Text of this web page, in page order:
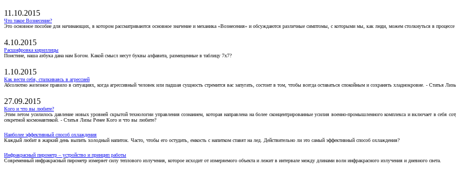
11.10.2015
Что такое Вознесение?
Это основное пособие для начинающих, в котором рассматриваются основное значение и механика «Вознесения» и обсуждаются различные симптомы, с которыми мы, как люди, можем столкнуться в
4.10.2015
Расшифровка кириллицы
Поистине, наша азбука дана нам Богом. Какой смысл несут буквы алфавита, размещенные в таблицу 7х7?
1.10.2015
Как вести себя, сталкиваясь в агрессией
Абсолютно железное правило в ситуациях, когда агрессивный человек или падшая сущность стремится вас запугать, состоит в том, чтобы всегда оставаться спокойным и сохранять хладнокровие. - Статья
27.09.2015
Кого и что вы любите?
Этим летом усилилось давление новых уровней скрытой технологии управления сознанием, которая направлена на более сконцентрированные усилия военно-промышленного комплекса и включает в себя
секретной космонавтикой. - Статья Лизы Ренее Кого и что вы любите?
Наиболее эффективный способ охлаждения
Каждый любит в жаркий день выпить холодный напиток. Часто, чтобы его остудить, емкость с напитком ставят на лед. Действительно ли это самый эффективный способ охлаждения?
Инфракрасный пирометр – устройство и принцип работы
Современный инфракрасный пирометр измеряет силу теплового излучения, которое исходит от измеряемого объекта и лежит в интервале между длинами волн инфракрасного излучения и дневного света.